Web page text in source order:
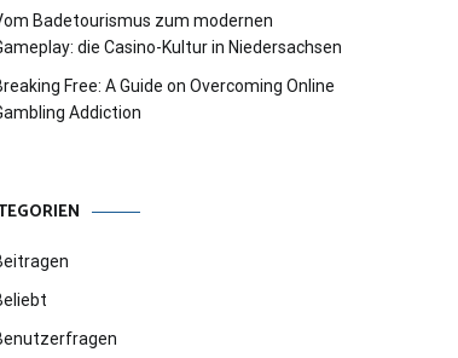
Badetourismus zum modernen
die Casino-Kultur in Niedersachsen
Free: A Guide on Overcoming Online
Addiction